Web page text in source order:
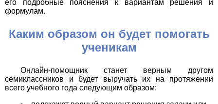
его подробные пояснения к вариантам решения и
формулам.
Каким образом он будет помогать
ученикам
Онлайн-помощник станет верным другом
семиклассников и будет выручать их на протяжении
всего учебного года следующим образом: